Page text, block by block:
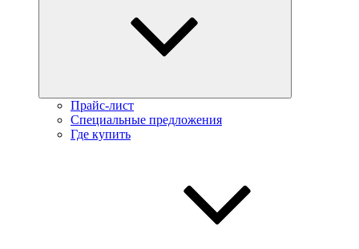
Прайс-лист
Специальные предложения
Где купить